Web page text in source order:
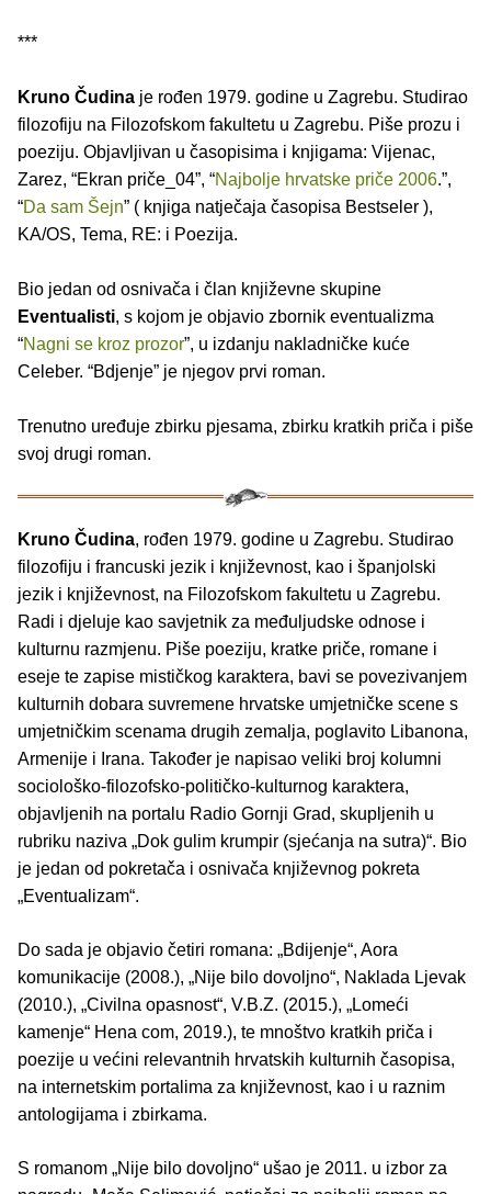
***
Kruno Čudina je rođen 1979. godine u Zagrebu. Studirao
filozofiju na Filozofskom fakultetu u Zagrebu. Piše prozu i
poeziju. Objavljivan u časopisima i knjigama: Vijenac,
Zarez, “Ekran priče_04”, “Najbolje hrvatske priče 2006.”,
“Da sam Šejn” ( knjiga natječaja časopisa Bestseler ),
KA/OS, Tema, RE: i Poezija.
Bio jedan od osnivača i član književne skupine
Eventualisti, s kojom je objavio zbornik eventualizma
“Nagni se kroz prozor”, u izdanju nakladničke kuće
Celeber. “Bdjenje” je njegov prvi roman.
Trenutno uređuje zbirku pjesama, zbirku kratkih priča i piše
svoj drugi roman.
Kruno Čudina, rođen 1979. godine u Zagrebu. Studirao
filozofiju i francuski jezik i književnost, kao i španjolski
jezik i književnost, na Filozofskom fakultetu u Zagrebu.
Radi i djeluje kao savjetnik za međuljudske odnose i
kulturnu razmjenu. Piše poeziju, kratke priče, romane i
eseje te zapise mističkog karaktera, bavi se povezivanjem
kulturnih dobara suvremene hrvatske umjetničke scene s
umjetničkim scenama drugih zemalja, poglavito Libanona,
Armenije i Irana. Također je napisao veliki broj kolumni
sociološko-filozofsko-političko-kulturnog karaktera,
objavljenih na portalu Radio Gornji Grad, skupljenih u
rubriku naziva „Dok gulim krumpir (sjećanja na sutra)“. Bio
je jedan od pokretača i osnivača književnog pokreta
„Eventualizam“.
Do sada je objavio četiri romana: „Bdijenje“, Aora
komunikacije (2008.), „Nije bilo dovoljno“, Naklada Ljevak
(2010.), „Civilna opasnost“, V.B.Z. (2015.), „Lomeći
kamenje“ Hena com, 2019.), te mnoštvo kratkih priča i
poezije u većini relevantnih hrvatskih kulturnih časopisa,
na internetskim portalima za književnost, kao i u raznim
antologijama i zbirkama.
S romanom „Nije bilo dovoljno“ ušao je 2011. u izbor za